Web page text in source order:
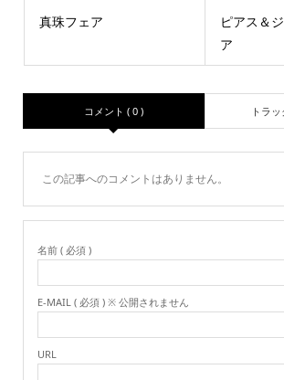
真珠フェア
ピアス＆
ア
コメント ( 0 ) トラ
この記事へのコメントはありません。
名前 ( 必須 )
E-MAIL ( 必須 ) ※ 公開されません
URL